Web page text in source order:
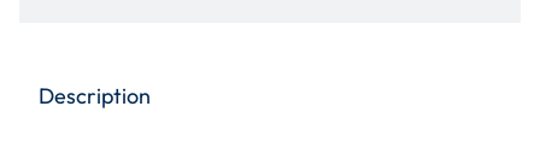
Description